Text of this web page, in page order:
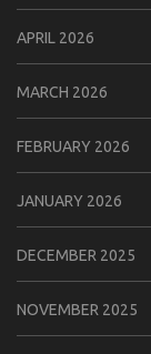
APRIL 2026
MARCH 2026
FEBRUARY 2026
JANUARY 2026
DECEMBER 2025
NOVEMBER 2025